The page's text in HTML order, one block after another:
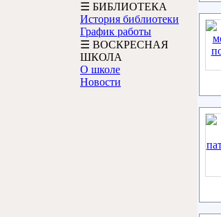
☰ БИБЛИОТЕКА
История библиотеки
График работы
☰ ВОСКРЕСНАЯ
ШКОЛА
О школе
Новости